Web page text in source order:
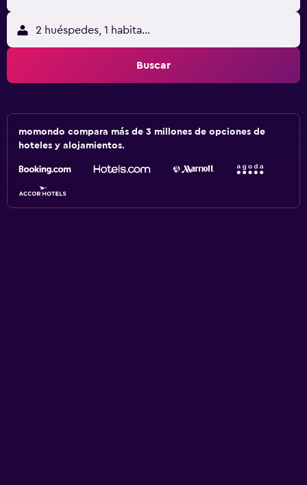
2 huéspedes, 1 habitación
Buscar
momondo compara más de 3 millones de opciones de
hoteles y alojamientos.